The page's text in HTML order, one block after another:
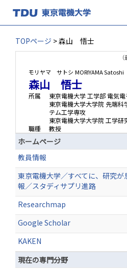
TOPページ > 森山 悟士
モリヤマ サトシ MORIYAMA Satoshi
森山 悟士
所属
東京電機大学 工学部 電気
東京電機大学大学院 先端科
テム工学専攻
東京電機大学大学院 工学研
職種
教授
ホームページ
教員情報
東京電機大学／すべてに、研究
報／スタディサプリ進路
Researchmap
Google Scholar
KAKEN
現在の専門分野